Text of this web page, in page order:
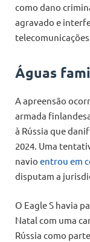
como dano
agravado e
telecomunicações.
Águas
A apreensão
armada
à Rússia que
2024. Uma
navio entrou em
disputam a
O Eagle S havia
Natal com uma
Rússia como